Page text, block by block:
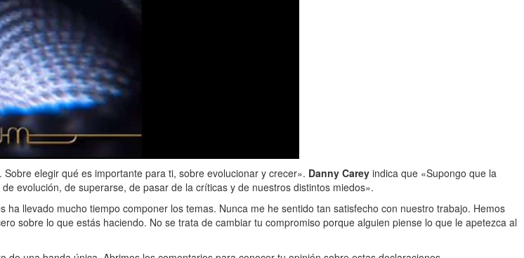
elegir qué es importante para ti, sobre evolucionar y crecer». Danny Carey indica que «Supongo que la
evolución, de superarse, de pasar de la críticas y de nuestros distintos miedos».
llevado mucho tiempo componer los temas. Nunca me he sentido tan satisfecho con nuestro trabajo. Hemos
sobre lo que estás haciendo. No se trata de cambiar tu compromiso porque alguien piense lo que le apetezca al